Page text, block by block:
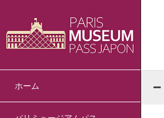
ホーム